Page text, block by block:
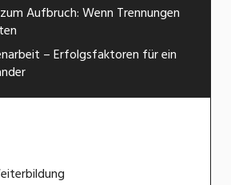
Aufbruch: Wenn Trennungen
– Erfolgsfaktoren für ein